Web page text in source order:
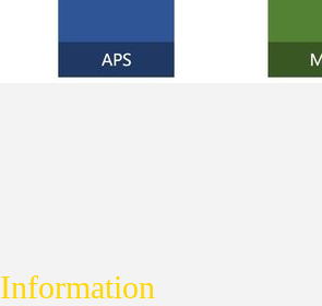
Information